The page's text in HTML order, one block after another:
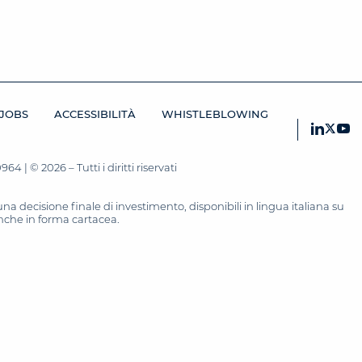
JOBS ACCESSIBILITÀ WHISTLEBLOWING
| © 2026 – Tutti i diritti riservati
decisione finale di investimento, disponibili in lingua italiana su
in forma cartacea.